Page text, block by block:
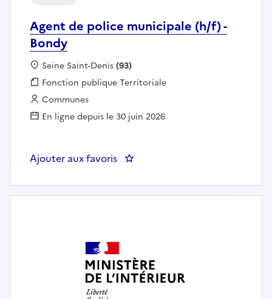
Agent de police municipale (h/f) -
Bondy
Localisation :
Seine Saint-Denis(93)
Fonction publique :
Fonction publique Territoriale
Employeur :
Communes
En ligne depuis le 30 juin 2026
Ajouter aux favoris : Agent de police municipale (h/